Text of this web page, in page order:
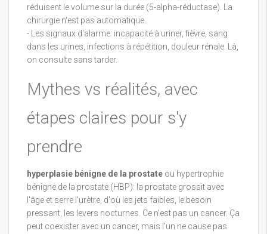
réduisent le volume sur la durée (5-alpha-réductase). La
chirurgie n'est pas automatique.
- Les signaux d'alarme: incapacité à uriner, fièvre, sang
dans les urines, infections à répétition, douleur rénale. Là,
on consulte sans tarder.
Mythes vs réalités, avec
étapes claires pour s'y
prendre
hyperplasie bénigne de la prostate ou hypertrophie
bénigne de la prostate (HBP): la prostate grossit avec
l'âge et serre l'urètre, d'où les jets faibles, le besoin
pressant, les levers nocturnes. Ce n'est pas un cancer. Ça
peut coexister avec un cancer, mais l'un ne cause pas